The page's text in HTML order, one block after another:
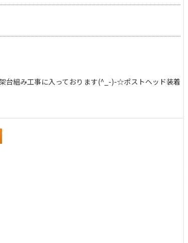
台組み工事に入っております(^_-)-☆ポストヘッド装着